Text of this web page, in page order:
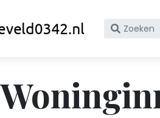
Zoek
KvK